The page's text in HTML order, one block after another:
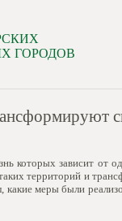
ГОРОДОВ
которых зависит от
территорий и
меры были